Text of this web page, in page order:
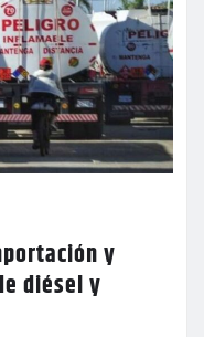
y
diésel y